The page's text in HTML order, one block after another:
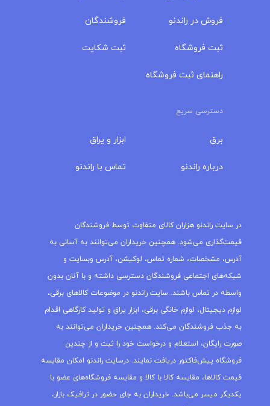
فروش در راندنو
ثبت فروشگاه
راهنمای ثبت فروشگاه
فروشندگان
ثبت شکایت
دسترسی سریع
برق
درباره‌ راندنو
ابزار و یراق
تماس با راندنو
در سایت راندنو هزاران کالای متفاوت توسط فروشندگان
قیمت‌گذاری می‌شود. همچنین خریداران می‌توانند به آسانی به
آدرس، مشخصات، شماره تماس، لوکیشن، آدرس وبسایت و
شبکه‌های اجتماعی فروشندگان دسترسی داشته و با آنان بدون
واسطه در تماس باشند. سایت راندنو در موضوعات کالاهای برقی،
لوازم دیجیتال، لوازم خانگی برقی، ابزار یراق و تولید کارگاهی اقدام
به جذب فروشندگان می‌کند. همچنین خریداران می‌توانند به
صورت رایگان، استعلام و درخواست خود را ثبت و از چندین
فروشگاه پیش‌فاکتور دریافت نمایند. درسایت راندنو امکان مقایسه
قیمت کالاها، مقایسه کالا با کالا و مقایسه فروشگاه‌های عضو با
یکدیگر میسر می‌باشد. خریداران به جای حضور در ترافیک بازار،